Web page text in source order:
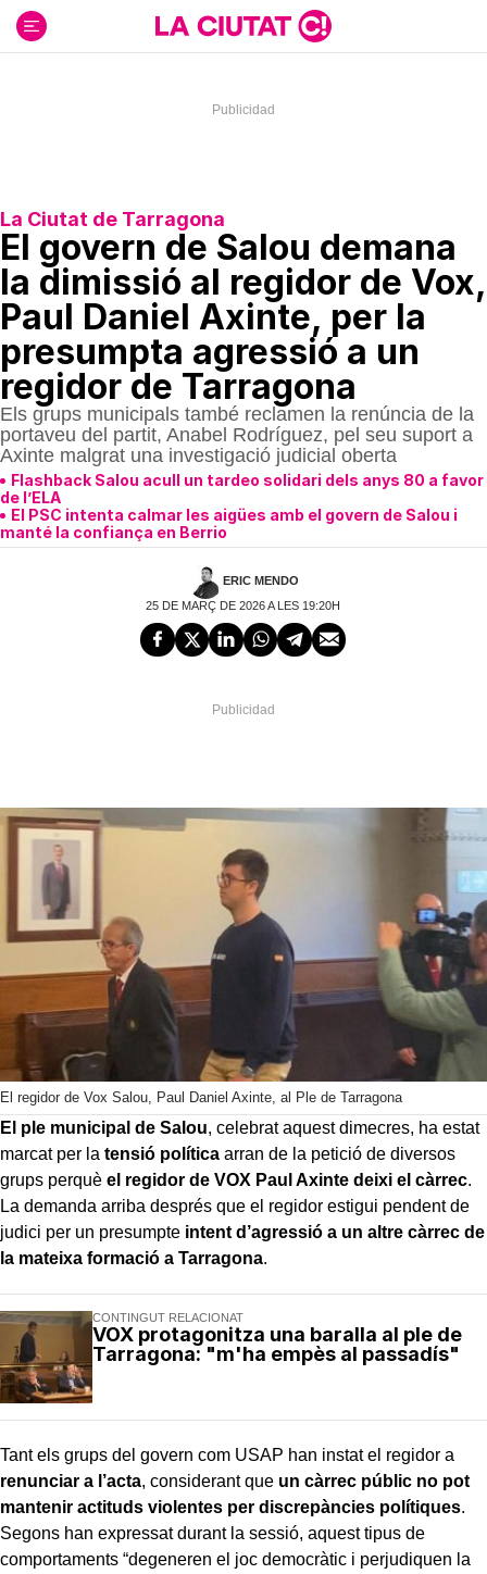
contenido
La Ciutat de Tarragona
El govern de Salou demana
la dimissió al regidor de Vox,
Paul Daniel Axinte, per la
presumpta agressió a un
regidor de Tarragona
Els grups municipals també reclamen la renúncia de la
portaveu del partit, Anabel Rodríguez, pel seu suport a
Axinte malgrat una investigació judicial oberta
Flashback Salou acull un tardeo solidari dels anys 80 a favor
de l’ELA
El PSC intenta calmar les aigües amb el govern de Salou i
manté la confiança en Berrio
ERIC MENDO
25 DE MARÇ DE 2026 A LES 19:20H
El regidor de Vox Salou, Paul Daniel Axinte, al Ple de Tarragona
El ple municipal de Salou, celebrat aquest dimecres, ha estat
marcat per la tensió política arran de la petició de diversos
grups perquè el regidor de VOX Paul Axinte deixi el càrrec.
La demanda arriba després que el regidor estigui pendent de
judici per un presumpte intent d’agressió a un altre càrrec de
la mateixa formació a Tarragona.
CONTINGUT RELACIONAT
VOX protagonitza una baralla al ple de
Tarragona: "m'ha empès al passadís"
Tant els grups del govern com USAP han instat el regidor a
renunciar a l’acta, considerant que un càrrec públic no pot
mantenir actituds violentes per discrepàncies polítiques.
Segons han expressat durant la sessió, aquest tipus de
comportaments “degeneren el joc democràtic i perjudiquen la